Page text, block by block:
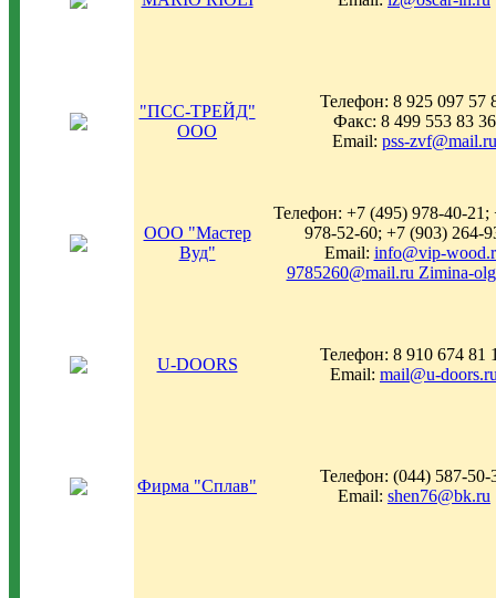
"ПСС-ТРЕЙД"
ООО
Телефон: 8 925 097 57
Факс: 8 499 553 83 36
Email: pss-zvf@mail.ru
ООО "Мастер
Вуд"
Телефон: +7 (495) 978-40-21;
978-52-60; +7 (903) 264-
Email: info@vip-
9785260@mail.ru Zimina-
U-DOORS
Телефон: 8 910 674 81
Email: mail@u-
Фирма "Сплав"
Телефон: (044) 587-50-
Email: shen76@bk.ru